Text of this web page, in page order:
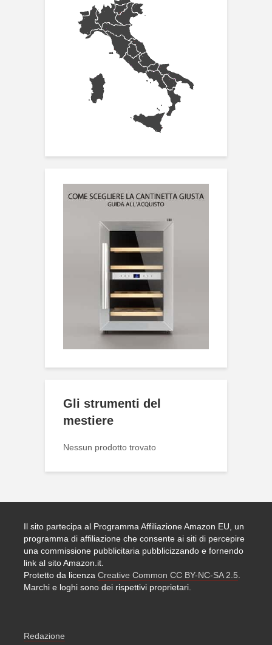
Gli strumenti del
mestiere
Nessun prodotto trovato
Il sito partecipa al Programma Affiliazione Amazon EU, un
programma di affiliazione che consente ai siti di percepire
una commissione pubblicitaria pubblicizzando e fornendo
link al sito Amazon.it.
Protetto da licenza Creative Common CC BY-NC-SA 2.5
Marchi e loghi sono dei rispettivi proprietari.
Redazione